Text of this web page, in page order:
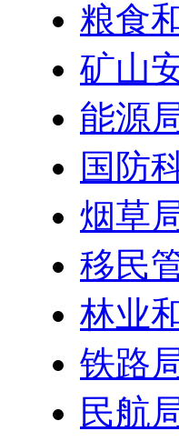
粮食
矿山
能源
国防
烟草
移民
林业
铁路
民航